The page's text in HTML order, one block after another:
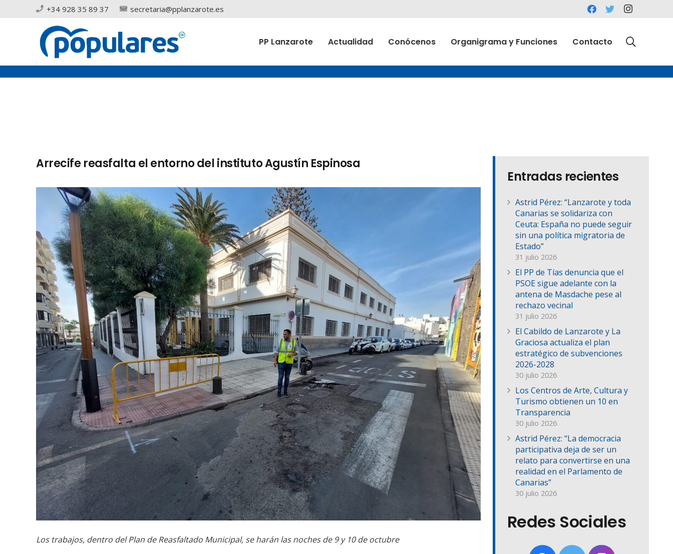
+34 928 35 89 37 secretaria@pplanzarote.es
PP Lanzarote Actualidad Conócenos Organigrama y Funciones Contacto
Arrecife reasfalta el entorno del instituto Agustín Espinosa
Los trabajos, dentro del Plan de Reasfaltado Municipal, se harán las noches de 9 y 10 de octubre
Entradas recientes
Astrid Pérez: “Lanzarote y toda
Canarias se solidariza con
Ceuta: España no puede seguir
sin una política migratoria de
Estado”
31 julio 2026
El PP de Tías denuncia que el
PSOE sigue adelante con la
antena de Masdache pese al
rechazo vecinal
31 julio 2026
El Cabildo de Lanzarote y La
Graciosa actualiza el plan
estratégico de subvenciones
2026-2028
30 julio 2026
Los Centros de Arte, Cultura y
Turismo obtienen un 10 en
Transparencia
30 julio 2026
Astrid Pérez: “La democracia
participativa deja de ser un
relato para convertirse en una
realidad en el Parlamento de
Canarias”
30 julio 2026
Redes Sociales